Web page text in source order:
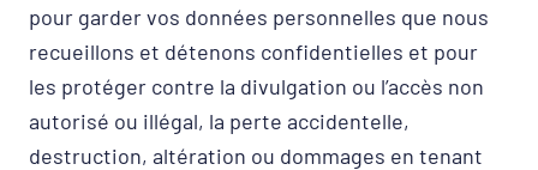
pour garder vos données personnelles que nous
recueillons et détenons confidentielles et pour
les protéger contre la divulgation ou l’accès non
autorisé ou illégal, la perte accidentelle,
destruction, altération ou dommages en tenant